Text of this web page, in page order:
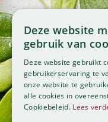
Maandag
Dinsdag
Woensdag
Deze website
gebruik van
Deze website gebruikt
gebruikerservaring te
onze website te
alle cookies in
Cookiebeleid. Lees